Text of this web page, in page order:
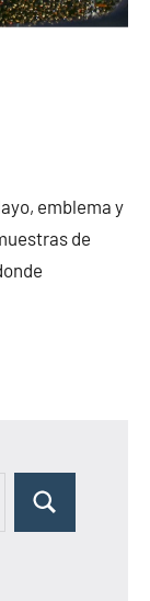
emblema y
de
B